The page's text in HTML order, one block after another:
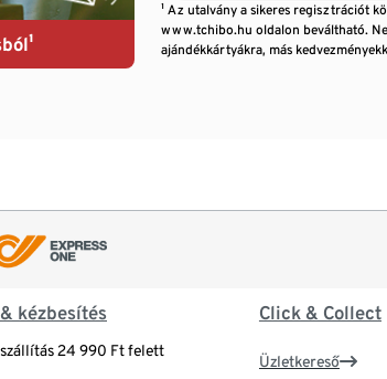
¹ Az utalvány a sikeres regisztrációt
www.tchibo.hu oldalon beváltható.
ajándékkártyákra, más
kézbesítés
24 990 Ft felett
Click & Collect
Üzletkereső